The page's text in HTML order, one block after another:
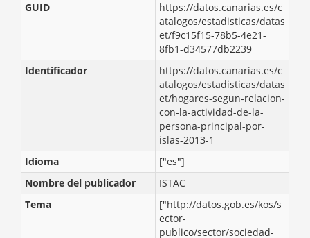
GUID
https://datos.canarias.es/c
atalogos/estadisticas/datas
et/f9c15f15-78b5-4e21-
8fb1-d34577db2239
Identificador
https://datos.canarias.es/c
atalogos/estadisticas/datas
et/hogares-segun-relacion-
con-la-actividad-de-la-
persona-principal-por-
islas-2013-1
Idioma
["es"]
Nombre del publicador
ISTAC
Tema
["http://datos.gob.es/kos/s
ector-
publico/sector/sociedad-